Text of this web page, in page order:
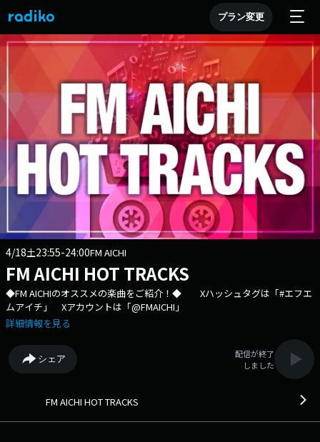
プラン変更
4/18土23:55-24:00FM AICHI
FM AICHI HOT TRACKS
◆FM AICHIのオススメの楽曲をご紹介！◆ Xハッシュタグは「#エフエ
ムアイチ」 Xアカウントは「@FMAICHI」
詳細情報を見る
シェア
配信が終了
しました
FM AICHI HOT TRACKS